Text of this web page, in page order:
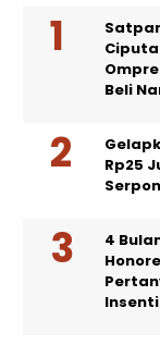
Beli
Rp25
4